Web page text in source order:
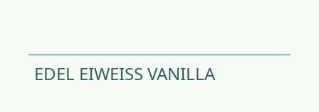
EDEL EIWEISS VANILLA